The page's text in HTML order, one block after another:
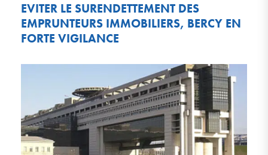
EVITER LE SURENDETTEMENT DES
EMPRUNTEURS IMMOBILIERS, BERCY EN
FORTE VIGILANCE